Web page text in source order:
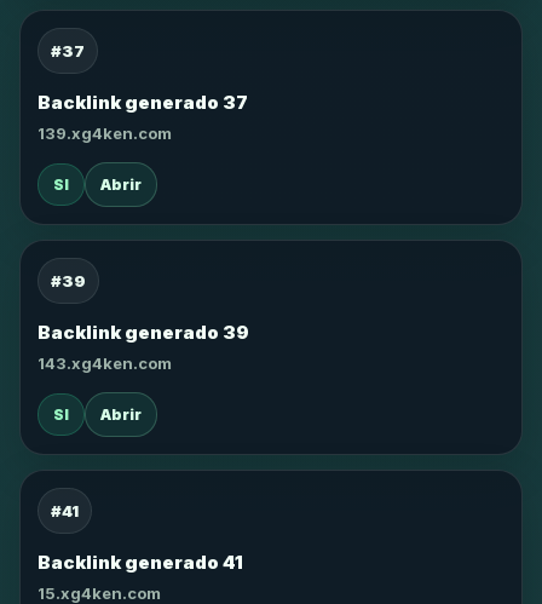
#37
Backlink generado 37
139.xg4ken.com
SI Abrir
#39
Backlink generado 39
143.xg4ken.com
SI Abrir
#41
Backlink generado 41
15.xg4ken.com